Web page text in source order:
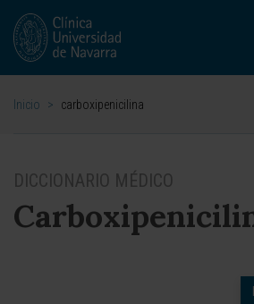
Inicio > carboxipenicilina
DICCIONARIO MÉDICO